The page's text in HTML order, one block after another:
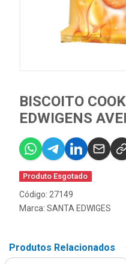
BISCOITO
EDWIGENS
Produto Esgotado
Código: 27149
Marca: SANTA EDWIGES
Produtos Relacionados